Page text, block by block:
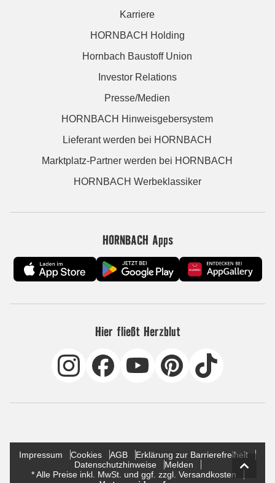
Karriere
HORNBACH Holding
Hornbach Baustoff Union
Investor Relations
Presse/Medien
HORNBACH Hinweisgebersystem
Lieferant werden bei HORNBACH
Marktplatz-Partner werden bei HORNBACH
HORNBACH Werbeklassiker
HORNBACH Apps
Hier fließt Herzblut
Impressum Cookies AGB
Erklärung zur Barrierefreiheit
Datenschutzhinweise
Melden
* Alle Preise inkl. MwSt. und ggf. zzgl. Versandkosten